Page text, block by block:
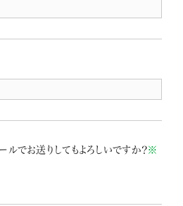
ルでお送りしてもよろしいですか？※